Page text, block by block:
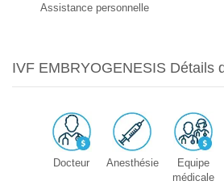
Assistance personnelle
IVF EMBRYOGENESIS Détails
Docteur Anesthésie
Equipe
médicale